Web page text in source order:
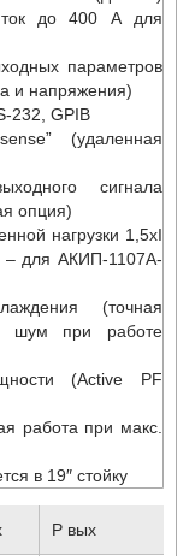
ток до 400 А для
параметров
и напряжения)
232, GPIB
(удаленная
сигнала
опция)
нагрузки 1,5хI
для АКИП-1107A-
(точная
шум при работе
(Active PF
работа при макс.
в 19″ стойку
P вых